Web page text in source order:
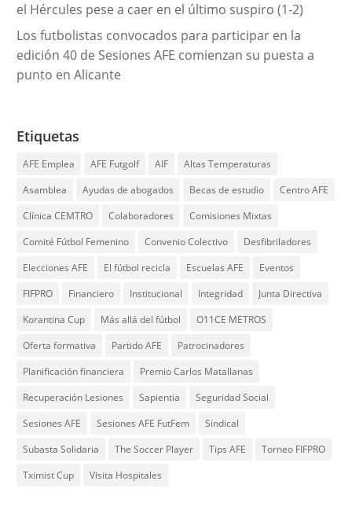
el Hércules pese a caer en el último suspiro (1-2)
Los futbolistas convocados para participar en la
edición 40 de Sesiones AFE comienzan su puesta a
punto en Alicante
Etiquetas
AFE Emplea AFE Futgolf AIF
Altas Temperaturas
Asamblea
Ayudas de abogados Becas de estudio
Centro AFE
Clínica CEMTRO
Colaboradores
Comisiones Mixtas
Comité Fútbol Femenino
Convenio Colectivo
Desfibriladores
Elecciones AFE
El fútbol recicla Escuelas AFE
Eventos
FIFPRO
Financiero Institucional Integridad
Junta Directiva
Korantina Cup
Más allá del fútbol
O11CE METROS
Oferta formativa
Partido AFE
Patrocinadores
Planificación financiera
Premio Carlos Matallanas
Recuperación Lesiones
Sapientia
Seguridad Social
Sesiones AFE
Sesiones AFE FutFem
Sindical
Subasta Solidaria
The Soccer Player Tips AFE
Torneo FIFPRO
Tximist Cup
Visita Hospitales